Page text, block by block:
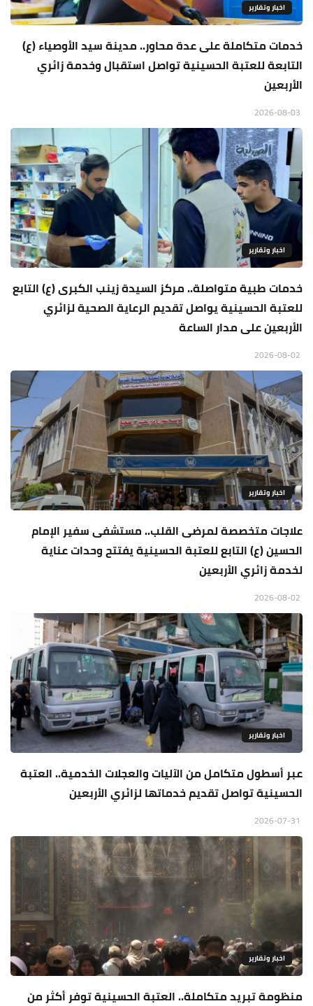
اخبار وتقارير
خدمات متكاملة على عدة محاور.. مدينة سيد الأوصياء (ع)
التابعة للعتبة الحسينية تواصل استقبال وخدمة زائري
الأربعين
اخبار وتقارير
خدمات طبية متواصلة.. مركز السيدة زينب الكبرى (ع) التابع
للعتبة الحسينية يواصل تقديم الرعاية الصحية لزائري
الأربعين على مدار الساعة
اخبار وتقارير
علاجات متخصصة لمرضى القلب.. مستشفى سفير الإمام
الحسين (ع) التابع للعتبة الحسينية يفتتح وحدات عناية
لخدمة زائري الأربعين
اخبار وتقارير
عبر أسطول متكامل من الآليات والعجلات الخدمية.. العتبة
الحسينية تواصل تقديم خدماتها لزائري الأربعين
اخبار وتقارير
منظومة تبريد متكاملة.. العتبة الحسينية توفر أكثر من